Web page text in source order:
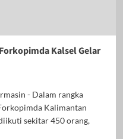
Kalsel Gelar
- Dalam rangka
Kalimantan
sekitar 450 orang,